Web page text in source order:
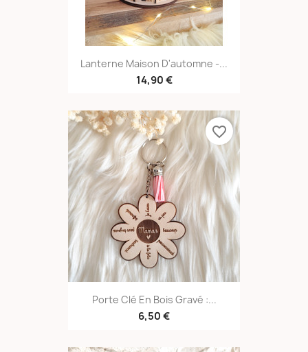
Lanterne Maison D'automne -...
14,90 €
Porte Clé En Bois Gravé :...
6,50 €
favorite_border